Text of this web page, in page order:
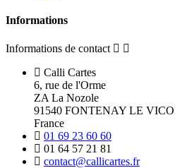
Informations
Informations de contact
Calli Cartes
6, rue de l'Orme
ZA La Nozole
91540 FONTENAY LE
France
01 69 23 60 60
01 64 57 21 81
contact@callicartes.fr